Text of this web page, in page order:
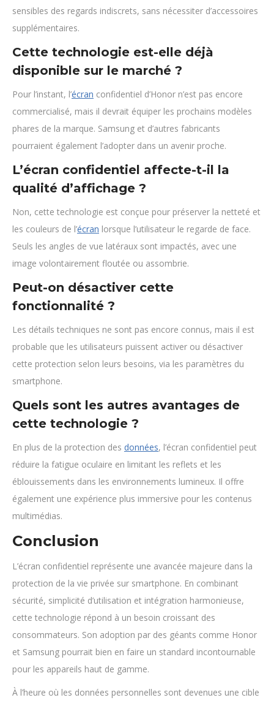
sensibles des regards indiscrets, sans nécessiter d’accessoires
supplémentaires.
Cette technologie est-elle déjà
disponible sur le marché ?
Pour l’instant, l’écran confidentiel d’Honor n’est pas encore
commercialisé, mais il devrait équiper les prochains modèles
phares de la marque. Samsung et d’autres fabricants
pourraient également l’adopter dans un avenir proche.
L’écran confidentiel affecte-t-il la
qualité d’affichage ?
Non, cette technologie est conçue pour préserver la netteté et
les couleurs de l’écran lorsque l’utilisateur le regarde de face.
Seuls les angles de vue latéraux sont impactés, avec une
image volontairement floutée ou assombrie.
Peut-on désactiver cette
fonctionnalité ?
Les détails techniques ne sont pas encore connus, mais il est
probable que les utilisateurs puissent activer ou désactiver
cette protection selon leurs besoins, via les paramètres du
smartphone.
Quels sont les autres avantages de
cette technologie ?
En plus de la protection des données, l’écran confidentiel peut
réduire la fatigue oculaire en limitant les reflets et les
éblouissements dans les environnements lumineux. Il offre
également une expérience plus immersive pour les contenus
multimédias.
Conclusion
L’écran confidentiel représente une avancée majeure dans la
protection de la vie privée sur smartphone. En combinant
sécurité, simplicité d’utilisation et intégration harmonieuse,
cette technologie répond à un besoin croissant des
consommateurs. Son adoption par des géants comme Honor
et Samsung pourrait bien en faire un standard incontournable
pour les appareils haut de gamme.
À l’heure où les données personnelles sont devenues une cible